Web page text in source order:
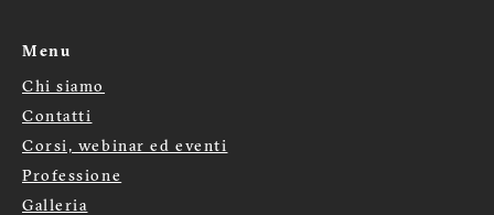
Menu
Menù
footer
Chi siamo
Contatti
Corsi, webinar ed eventi
Professione
Galleria